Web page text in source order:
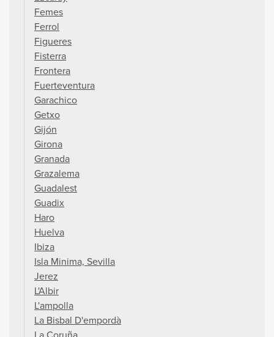
Femes
Ferrol
Figueres
Fisterra
Frontera
Fuerteventura
Garachico
Getxo
Gijón
Girona
Granada
Grazalema
Guadalest
Guadix
Haro
Huelva
Ibiza
Isla Minima, Sevilla
Jerez
L'Albir
L'ampolla
La Bisbal D'empordà